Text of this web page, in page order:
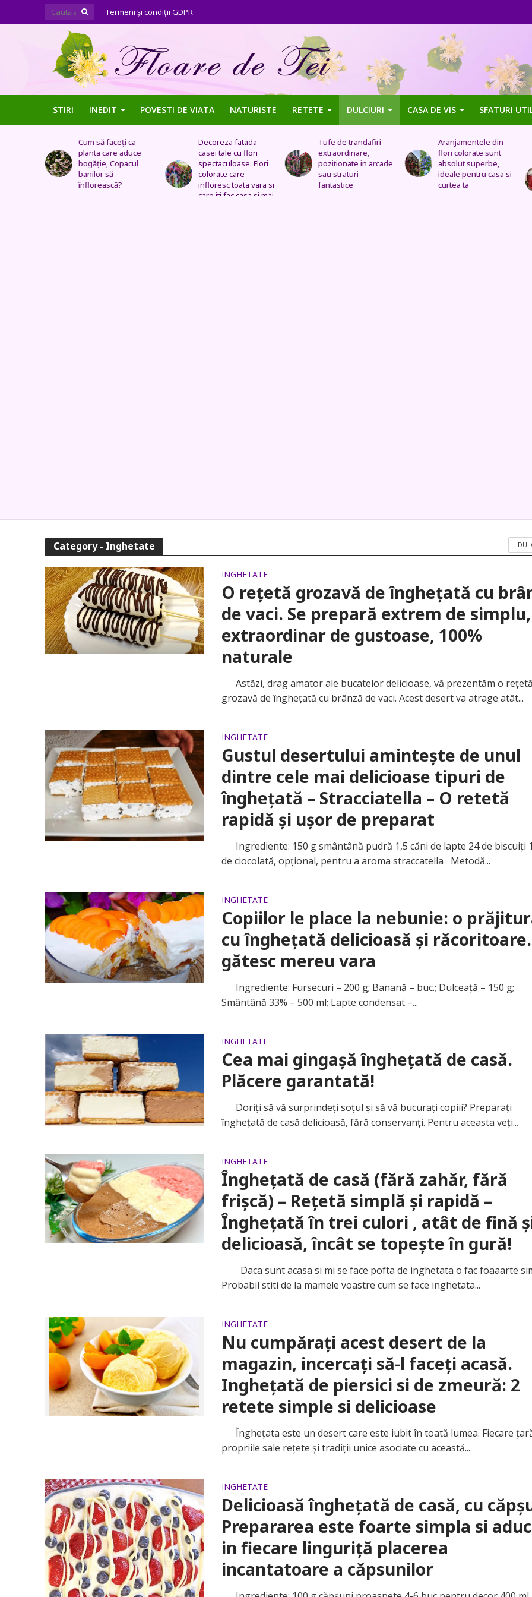
Termeni şi condiţii GDPR
STIRI INEDIT POVESTI DE VIATA NATURISTE RETETE DULCIURI CASA DE VIS SFATURI
Cum să faceți ca
planta care aduce
bogăţie, Copacul
banilor să
înflorească?
Decoreza fatada
casei tale cu flori
spectaculoase. Flori
colorate care
infloresc toata vara si
care iti fac casa si mai
Tufe de trandafiri
extraordinare,
pozitionate in arcade
sau straturi
fantastice
Aranjamentele din
flori colorate sunt
absolut superbe,
ideale pentru casa si
curtea ta
Category - Inghetate
INGHETATE
O rețetă grozavă de înghețată cu
de vaci. Se prepară extrem de simplu,
extraordinar de gustoase, 100%
naturale
Astăzi, drag amator ale bucatelor delicioase, vă prezentăm o rețetă
grozavă de înghețată cu brânză de vaci. Acest desert va atrage atât...
INGHETATE
Gustul desertului amintește de unul
dintre cele mai delicioase tipuri de
înghețată – Stracciatella – O retetă
rapidă și ușor de preparat
Ingrediente: 150 g smântână pudră 1,5 căni de lapte 24 de biscuiți
de ciocolată, opțional, pentru a aroma straccatella Metodă...
INGHETATE
Copiilor le place la nebunie: o
cu înghețată delicioasă și
gătesc mereu vara
Ingrediente: Fursecuri – 200 g; Banană – buc.; Dulceață – 150 g;
Smântână 33% – 500 ml; Lapte condensat –...
INGHETATE
Cea mai gingașă înghețată de casă.
Plăcere garantată!
Doriți să vă surprindeți soțul și să vă bucurați copiii? Preparați
înghețată de casă delicioasă, fără conservanți. Pentru aceasta veți...
INGHETATE
Înghețată de casă (fără zahăr, fără
frișcă) – Rețetă simplă și rapidă –
Înghețată în trei culori , atât de fină
delicioasă, încât se topește în gură!
Daca sunt acasa si mi se face pofta de inghetata o fac foaaarte
Probabil stiti de la mamele voastre cum se face inghetata...
INGHETATE
Nu cumpărați acest desert de la
magazin, incercați să-l faceți acasă.
Inghețată de piersici si de zmeură: 2
retete simple si delicioase
Înghețata este un desert care este iubit în toată lumea. Fiecare
propriile sale rețete și tradiții unice asociate cu această...
INGHETATE
Delicioasă înghețată de casă, cu
Prepararea este foarte simpla si
in fiecare linguriță placerea
incantatoare a căpsunilor